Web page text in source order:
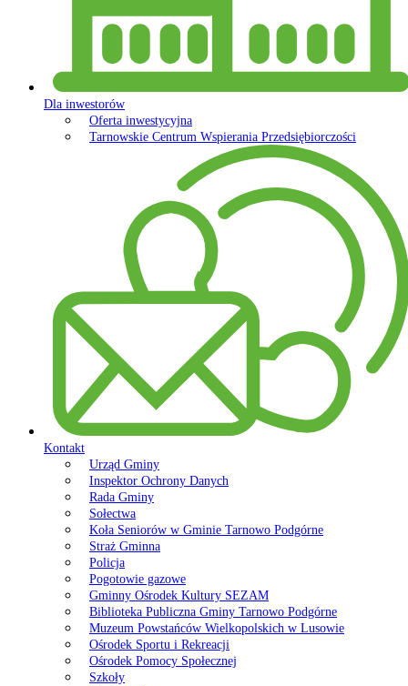
Dla inwestorów
Oferta inwestycyjna
Tarnowskie Centrum Wspierania Przedsiębiorczości
Kontakt
Urząd Gminy
Inspektor Ochrony Danych
Rada Gminy
Sołectwa
Koła Seniorów w Gminie Tarnowo Podgórne
Straż Gminna
Policja
Pogotowie gazowe
Gminny Ośrodek Kultury SEZAM
Biblioteka Publiczna Gminy Tarnowo Podgórne
Muzeum Powstańców Wielkopolskich w Lusowie
Ośrodek Sportu i Rekreacji
Ośrodek Pomocy Społecznej
Szkoły